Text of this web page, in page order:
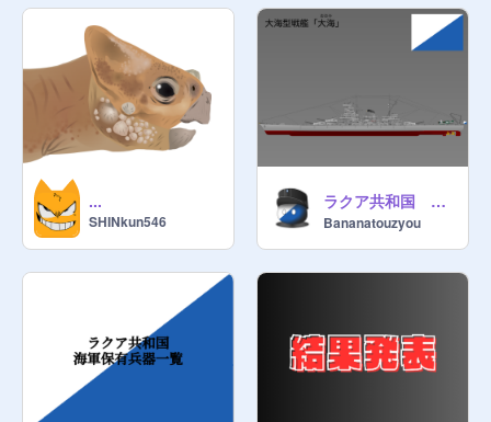
本土はイスラ・マタンセロス、イス
ラ・ムエルタ、イスラ・タカニョ、
イスラ・ペナ、イスラ・ソルナ、イ
スラ・ヌブラルの6つの島で構成さ
れており、
マタンセロスには軍事基地、
ソルナ、タカニョ、ムエルタには街
などが広がっており、ペナ島は小さ
い為全体が国の中心である帝都パン
ゲアシティ、ヌブラル島には国営企
業のテーマパークがある。
各地に植民地及び属国もある。
祝日
4月11日:建国記念日
...
SHINkun546
ラクア共和国 戦艦 大海
Bananatouzyou